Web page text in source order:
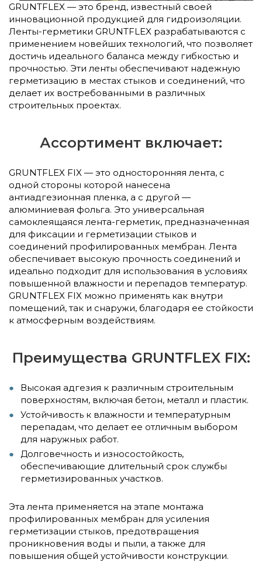
GRUNTFLEX — это бренд, известный своей
инновационной продукцией для гидроизоляции.
Ленты-герметики GRUNTFLEX разрабатываются с
применением новейших технологий, что позволяет
достичь идеального баланса между гибкостью и
прочностью. Эти ленты обеспечивают надежную
герметизацию в местах стыков и соединений, что
делает их востребованными в различных
строительных проектах.
Ассортимент включает:
GRUNTFLEX FIX — это односторонняя лента, с
одной стороны которой нанесена
антиадгезионная пленка, а с другой —
алюминиевая фольга. Это универсальная
самоклеящаяся лента-герметик, предназначенная
для фиксации и герметизации стыков и
соединений профилированных мембран. Лента
обеспечивает высокую прочность соединений и
идеально подходит для использования в условиях
повышенной влажности и перепадов температур.
GRUNTFLEX FIX можно применять как внутри
помещений, так и снаружи, благодаря ее стойкости
к атмосферным воздействиям.
Преимущества GRUNTFLEX FIX:
Высокая адгезия к различным строительным
поверхностям, включая бетон, металл и пластик.
Устойчивость к влажности и температурным
перепадам, что делает ее отличным выбором
для наружных работ.
Долговечность и износостойкость,
обеспечивающие длительный срок службы
герметизированных участков.
Эта лента применяется на этапе монтажа
профилированных мембран для усиления
герметизации стыков, предотвращения
проникновения воды и пыли, а также для
повышения общей устойчивости конструкции.